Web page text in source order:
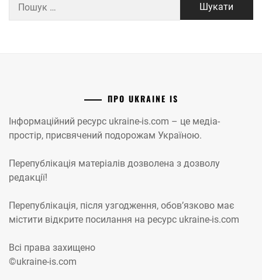
ПРО UKRAINE IS
Інформаційний ресурс ukraine-is.com – це медіа-
простір, присвячений подорожам Україною.
Перепублікація матеріалів дозволена з дозволу
редакції!
Перепублікація, після узгодження, обов’язково має
містити відкрите посилання на ресурс ukraine-is.com
Всі права захищено
©ukraine-is.com